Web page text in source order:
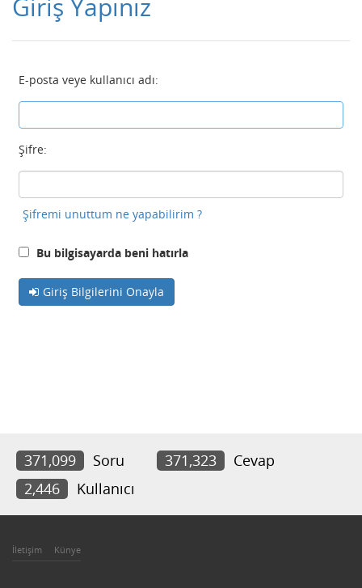
Giriş Yapınız
E-posta veye kullanıcı adı:
Şifre:
Şifremi unuttum ne yapabilirim ?
Bu bilgisayarda beni hatırla
Giriş Bilgilerini Onayla
371,099 Soru 371,323
Cevap
2,446
Kullanıcı
İletişim Künye